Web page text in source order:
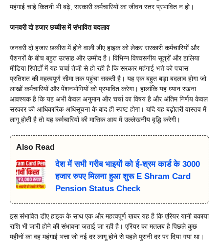
महंगाई चाहे कितनी भी बढ़े, सरकारी कर्मचारियों का जीवन स्तर प्रभावित न हो।
जनवरी दो हजार छब्बीस में संभावित बदलाव
जनवरी दो हजार छब्बीस में होने वाली डीए हाइक को लेकर सरकारी कर्मचारियों और
पेंशनरों के बीच बहुत उत्साह और उम्मीद है। विभिन्न विश्वसनीय सूत्रों और हालिया
मीडिया रिपोर्टों में यह चर्चा तेजी से हो रही है कि सरकार महंगाई भत्ते को पचास
प्रतिशत की महत्वपूर्ण सीमा तक पहुंचा सकती है। यह एक बहुत बड़ा बदलाव होगा जो
लाखों कर्मचारियों और पेंशनभोगियों को प्रभावित करेगा। हालांकि यह ध्यान रखना
आवश्यक है कि यह अभी केवल अनुमान और चर्चा का विषय है और अंतिम निर्णय केवल
सरकार की आधिकारिक अधिसूचना के बाद ही स्पष्ट होगा। यदि यह बढ़ोतरी वास्तव में
लागू होती है तो यह कर्मचारियों की मासिक आय में उल्लेखनीय वृद्धि करेगी।
Also Read
देश में सभी गरीब भाइयों को ई-श्रम कार्ड के 3000
हजार रुपए मिलना हुआ शुरू E Shram Card
Pension Status Check
इस संभावित डीए हाइक के साथ एक और महत्वपूर्ण खबर यह है कि एरियर यानी बकाया
राशि भी जारी होने की संभावना जताई जा रही है। एरियर का मतलब है पिछले कुछ
महीनों का वह महंगाई भत्ता जो नई दर लागू होने से पहले पुरानी दर पर दिया गया था।